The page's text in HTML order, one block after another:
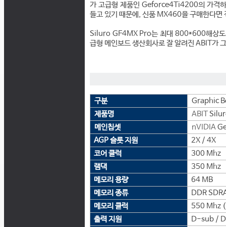
가 고급형 제품인 Geforce4Ti4200의 가격
들고 있기 때문에, 신품 MX460을 구매한다면
Siluro GF4MX Pro는 최대 800*600해상
급형 메인보드 생산회사로 잘 알려진 ABIT가
구분
Graphic
제품명
ABIT
메인칩셋
nVIDIA
AGP 슬롯 지원
2X / 4X
코어 클럭
300 Mhz
램댁
350 Mhz
메모리 용량
64 MB
메모리 종류
DDR
메모리 클럭
550 Mhz
출력 지원
D-sub /